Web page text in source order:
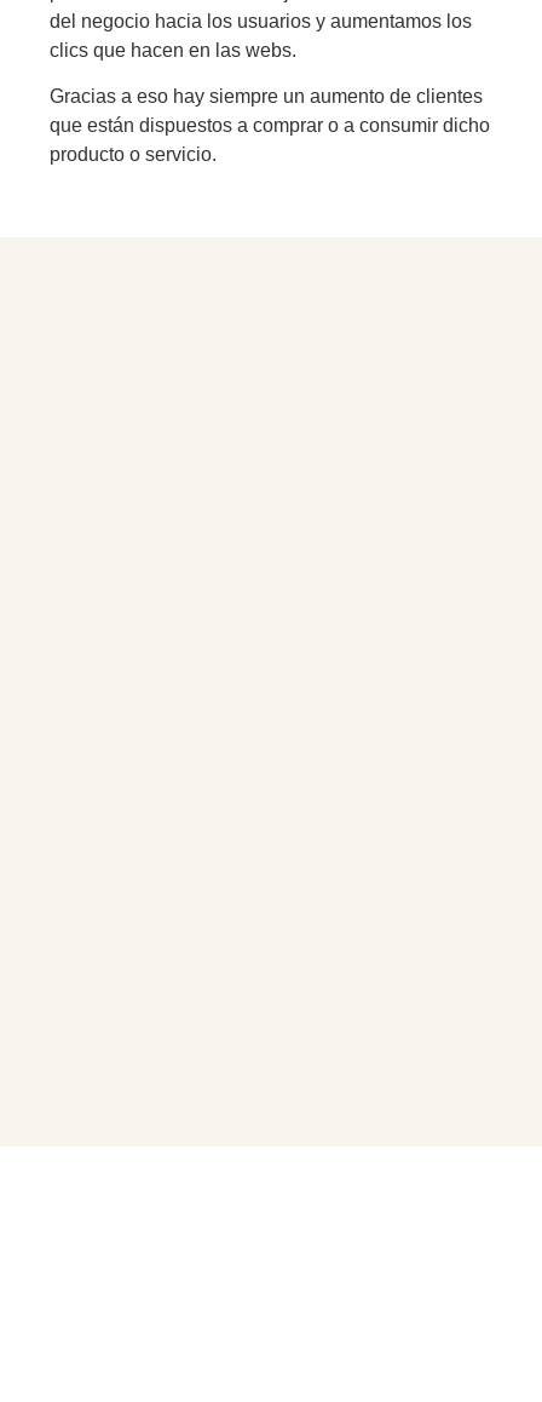
del negocio hacia los usuarios y aumentamos los
clics que hacen en las webs.
Gracias a eso hay siempre un aumento de clientes
que están dispuestos a comprar o a consumir dicho
producto o servicio.